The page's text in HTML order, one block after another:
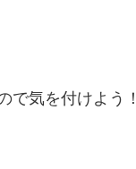
で気を付けよう